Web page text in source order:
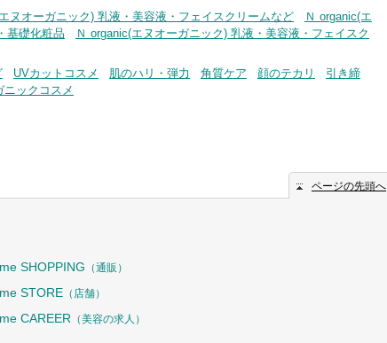
ヌオーガニック) 乳液・美容液・フェイスクリームなど
Ｎ organic(エ
基礎化粧品
Ｎ organic(エヌオーガニック) 乳液・美容液・フェイスク
UVカットコスメ 肌のハリ・弾力 角質ケア 顔のテカリ
引き締
ニックコスメ
ページの先頭へ
SHOPPING （通販）
STORE （店舗）
CAREER （美容の求人）